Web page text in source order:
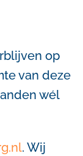
op
van deze
wél
. Wij